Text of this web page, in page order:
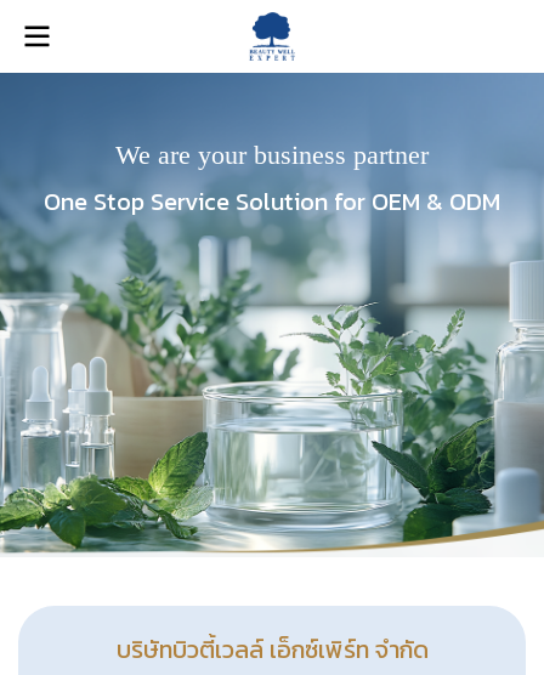
We are your business partner
One Stop Service Solution for OEM & ODM
บริษัทบิวตี้เวลล์ เอ็กซ์เพิร์ท จำกัด